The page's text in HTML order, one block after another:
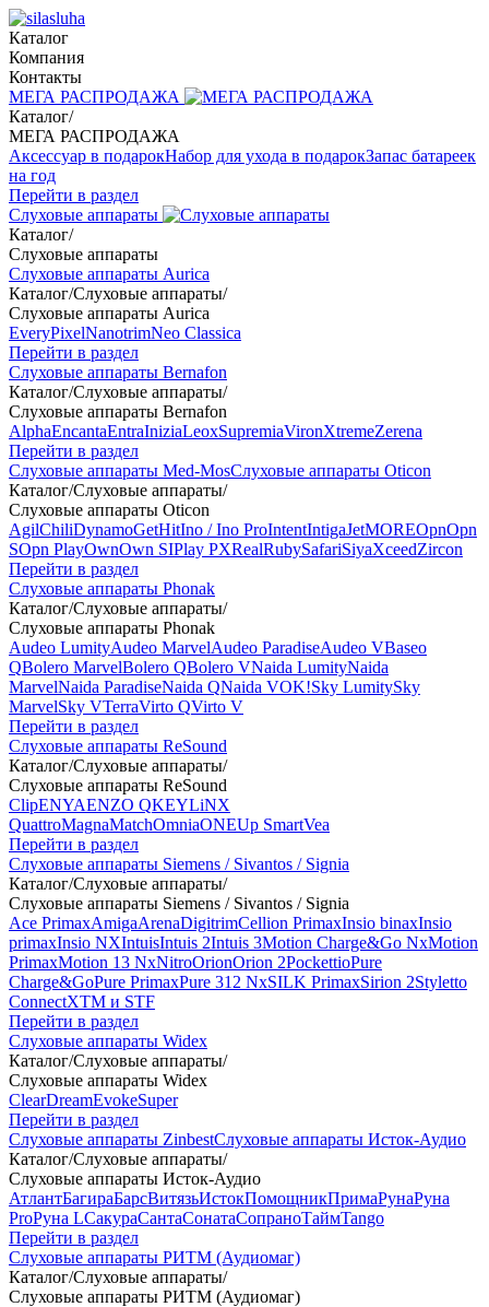
Каталог
Компания
Контакты
МЕГА РАСПРОДАЖА
Каталог/
МЕГА РАСПРОДАЖА
Аксессуар в подарокНабор для ухода в подарокЗапас батареек
на год
Перейти в раздел
Слуховые аппараты
Каталог/
Слуховые аппараты
Слуховые аппараты Aurica
Каталог/Слуховые аппараты/
Слуховые аппараты Aurica
EveryPixelNanotrimNeo Classica
Перейти в раздел
Слуховые аппараты Bernafon
Каталог/Слуховые аппараты/
Слуховые аппараты Bernafon
AlphaEncantaEntraIniziaLeoxSupremiaVironXtremeZerena
Перейти в раздел
Слуховые аппараты Med-MosСлуховые аппараты Oticon
Каталог/Слуховые аппараты/
Слуховые аппараты Oticon
AgilChiliDynamoGetHitIno / Ino ProIntentIntigaJetMOREOpnOpn
SOpn PlayOwnOwn SIPlay PXRealRubySafariSiyaXceedZircon
Перейти в раздел
Слуховые аппараты Phonak
Каталог/Слуховые аппараты/
Слуховые аппараты Phonak
Audeo LumityAudeo MarvelAudeo ParadiseAudeo VBaseo
QBolero MarvelBolero QBolero VNaida LumityNaida
MarvelNaida ParadiseNaida QNaida VOK!Sky LumitySky
MarvelSky VTerraVirto QVirto V
Перейти в раздел
Слуховые аппараты ReSound
Каталог/Слуховые аппараты/
Слуховые аппараты ReSound
ClipENYAENZO QKEYLiNX
QuattroMagnaMatchOmniaONEUp SmartVea
Перейти в раздел
Слуховые аппараты Siemens / Sivantos / Signia
Каталог/Слуховые аппараты/
Слуховые аппараты Siemens / Sivantos / Signia
Ace PrimaxAmigaArenaDigitrimCellion PrimaxInsio binaxInsio
primaxInsio NXIntuisIntuis 2Intuis 3Motion Charge&Go NxMotion
PrimaxMotion 13 NxNitroOrionOrion 2PockettioPure
Charge&GoPure PrimaxPure 312 NxSILK PrimaxSirion 2Styletto
ConnectXTM и STF
Перейти в раздел
Слуховые аппараты Widex
Каталог/Слуховые аппараты/
Слуховые аппараты Widex
ClearDreamEvokeSuper
Перейти в раздел
Слуховые аппараты ZinbestСлуховые аппараты Исток-Аудио
Каталог/Слуховые аппараты/
Слуховые аппараты Исток-Аудио
АтлантБагираБарсВитязьИстокПомощникПримаРунаРуна
ProРуна LСакураСантаСонатаСопраноТаймTango
Перейти в раздел
Слуховые аппараты РИТМ (Аудиомаг)
Каталог/Слуховые аппараты/
Слуховые аппараты РИТМ (Аудиомаг)